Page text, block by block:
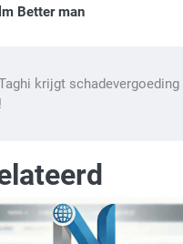
Better man
krijgt